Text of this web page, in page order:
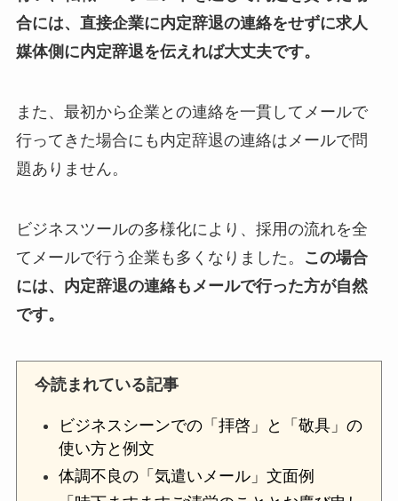
合には、直接企業に内定辞退の連絡をせずに求人
媒体側に内定辞退を伝えれば大丈夫です。
また、最初から企業との連絡を一貫してメールで
行ってきた場合にも内定辞退の連絡はメールで問
題ありません。
ビジネスツールの多様化により、採用の流れを全
てメールで行う企業も多くなりました。
この場合
には、内定辞退の連絡もメールで行った方が自然
です。
今読まれている記事
ビジネスシーンでの「拝啓」と「敬具」の
使い方と例文
体調不良の「気遣いメール」文面例